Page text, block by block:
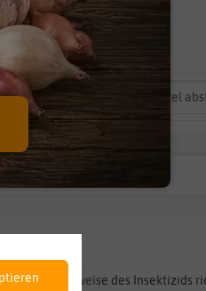
Wirkungsweise des Insektizids